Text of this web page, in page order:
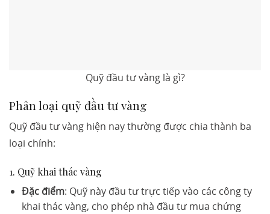
Quỹ đầu tư vàng là gì?
Phân loại quỹ đầu tư vàng
Quỹ đầu tư vàng hiện nay thường được chia thành ba
loại chính:
1. Quỹ khai thác vàng
Đặc điểm: Quỹ này đầu tư trực tiếp vào các công ty
khai thác vàng, cho phép nhà đầu tư mua chứng